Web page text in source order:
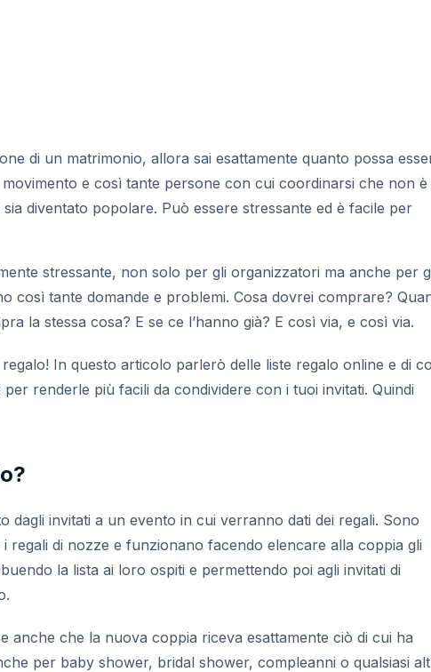
di un matrimonio, allora sai esattamente quanto possa
e così tante persone con cui coordinarsi che non è
sia diventato popolare. Può essere stressante ed è facile per
stressante, non solo per gli organizzatori ma anche per
così tante domande e problemi. Cosa dovrei comprare?
la stessa cosa? E se ce l’hanno già? E così via, e così via.
In questo articolo parlerò delle liste regalo online e di
renderle più facili da condividere con i tuoi invitati. Quindi
dagli invitati a un evento in cui verranno dati dei regali. Sono
regali di nozze e funzionano facendo elencare alla coppia gli
la lista ai loro ospiti e permettendo poi agli invitati di
anche che la nuova coppia riceva esattamente ciò di cui ha
per baby shower, bridal shower, compleanni o qualsiasi